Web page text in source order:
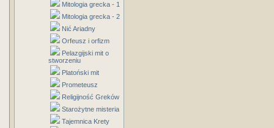
Mitologia grecka - 1
Mitologia grecka - 2
Nić Ariadny
Orfeusz i orfizm
Pelazgijski mit o
stworzeniu
Platoński mit
Prometeusz
Religijność Greków
Starożytne misteria
Tajemnica Krety